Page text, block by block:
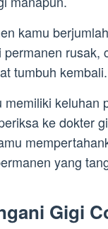
kamu
rusak,
tumbuh kembali.
memiliki keluhan
ke dokter
yang
Gigi